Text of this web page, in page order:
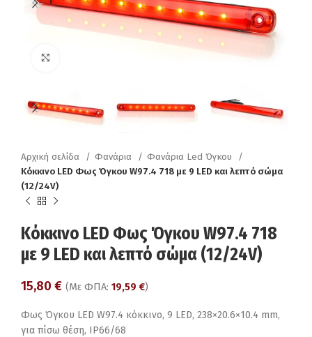
Αρχική σελίδα Φανάρια
Φανάρια Led Όγκου
Κόκκινο LED Φως Όγκου W97.4 718 με 9 LED και λεπτό σώμα
(12/24V)
Κόκκινο LED Φως Όγκου W97.4 718
με 9 LED και λεπτό σώμα (12/24V)
15,80 € (Με ΦΠΑ: 19,59 €)
Φως Όγκου LED W97.4 κόκκινο, 9 LED, 238×20.6×10.4 mm,
για πίσω θέση, IP66/68